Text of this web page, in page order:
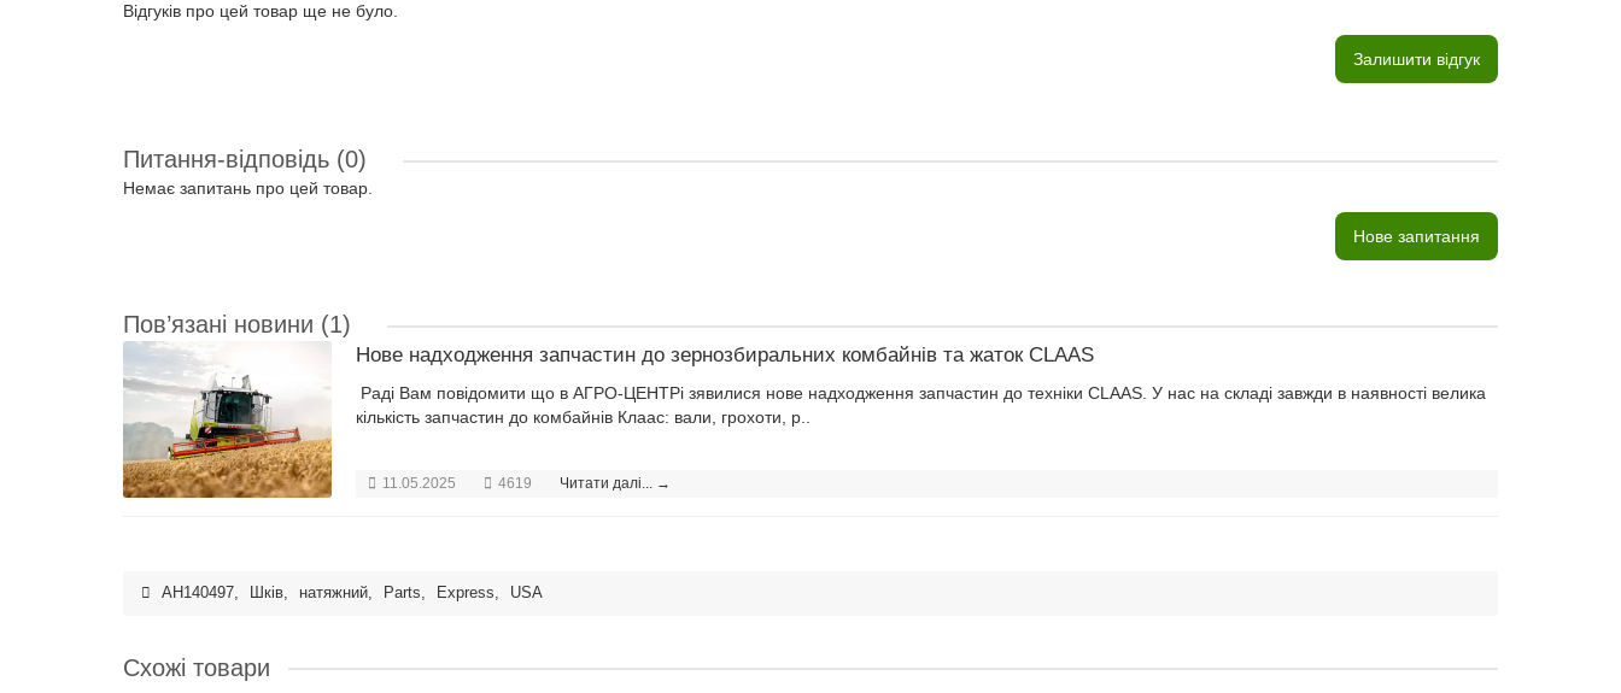
Відгуків про цей товар ще не було.
Залишити відгук
Питання-відповідь (0)
Немає запитань про цей товар.
Нове запитання
Пов’язані новини (1)
Нове надходження запчастин до зернозбиральних комбайнів та жаток CLAAS
Раді Вам повідомити що в АГРО-ЦЕНТРі зявилися нове надходження запчастин до техніки CLAAS. У нас на складі завжди в наявності велика
кількість запчастин до комбайнів Клаас: вали, грохоти, р..
11.05.2025 4619 Читати далі... →
AH140497, Шків, натяжний, Parts, Express, USA
Схожі товари